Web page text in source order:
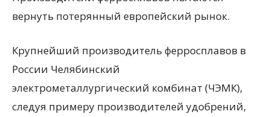
вернуть потерянный европейский рынок.
Крупнейший производитель ферросплавов в
России Челябинский
электрометаллургический комбинат (ЧЭМК),
следуя примеру производителей удобрений,